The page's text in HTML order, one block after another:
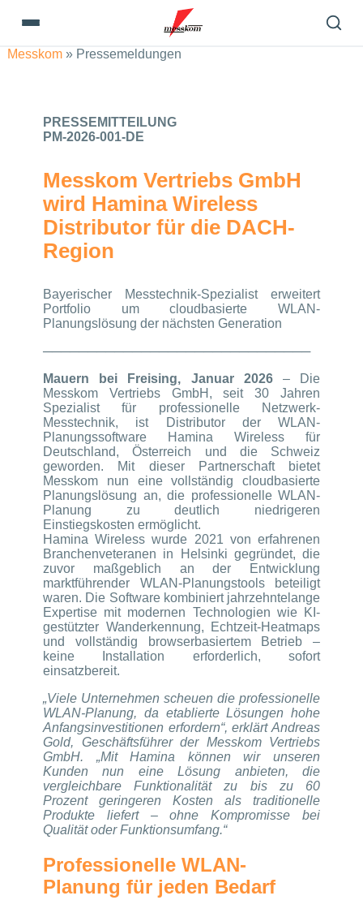
Messkom » Pressemeldungen
PRESSEMITTEILUNG
PM-2026-001-DE
Messkom Vertriebs GmbH
wird Hamina Wireless
Distributor für die DACH-
Region
Bayerischer Messtechnik-Spezialist erweitert
Portfolio um cloudbasierte WLAN-
Planungslösung der nächsten Generation
──────────────────────────────
Mauern bei Freising, Januar 2026– Die
Messkom Vertriebs GmbH, seit 30 Jahren
Spezialist für professionelle Netzwerk-
Messtechnik, ist Distributor der WLAN-
Planungssoftware Hamina Wireless für
Deutschland, Österreich und die Schweiz
geworden. Mit dieser Partnerschaft bietet
Messkom nun eine vollständig cloudbasierte
Planungslösung an, die professionelle WLAN-
Planung zu deutlich niedrigeren
Einstiegskosten ermöglicht.
Hamina Wireless wurde 2021 von erfahrenen
Branchenveteranen in Helsinki gegründet, die
zuvor maßgeblich an der Entwicklung
marktführender WLAN-Planungstools beteiligt
waren. Die Software kombiniert jahrzehntelange
Expertise mit modernen Technologien wie KI-
gestützter Wanderkennung, Echtzeit-Heatmaps
und vollständig browserbasiertem Betrieb –
keine Installation erforderlich, sofort
einsatzbereit.
„Viele Unternehmen scheuen die professionelle
WLAN-Planung, da etablierte Lösungen hohe
Anfangsinvestitionen erfordern“, erklärt Andreas
Gold, Geschäftsführer der Messkom Vertriebs
GmbH. „Mit Hamina können wir unseren
Kunden nun eine Lösung anbieten, die
vergleichbare Funktionalität zu bis zu 60
Prozent geringeren Kosten als traditionelle
Produkte liefert – ohne Kompromisse bei
Qualität oder Funktionsumfang.“
Professionelle WLAN-
Planung für jeden Bedarf